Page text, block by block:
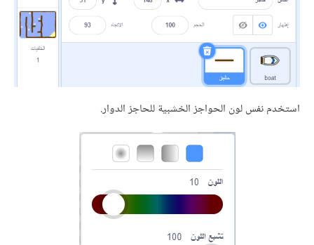
نفس لون الحواجز الخشبية للحاجز الدوار.